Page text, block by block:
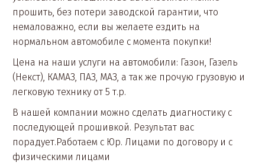
прошить, без потери заводской гарантии, что
немаловажно, если вы желаете ездить на
нормальном автомобиле с момента покупки!
Цена на наши услуги на автомобили: Газон, Газель
(Некст), КАМАЗ, ПАЗ, МАЗ, а так же прочую грузовую и
легковую технику от 5 т.р.
В нашей компании можно сделать диагностику с
последующей прошивкой. Результат вас
порадует.Работаем с Юр. Лицами по договору и с
физическими лицами